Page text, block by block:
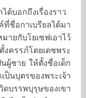
ด้บอกถึงเรื่องราว
ชื่อกาเบรียลได้มา
ยกับโยเซฟเอาไว้
รรภ์โดยเดชพระ
ชาย ให้ตั้งชื่อเด็ก
ป็นบุตรของพระเจ้า
บรรพบุรุษของเขา